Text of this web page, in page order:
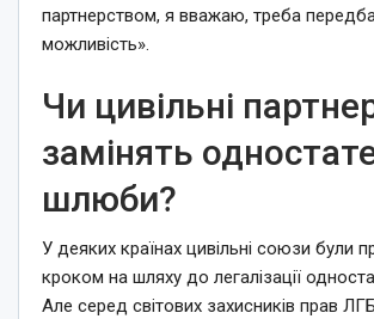
партнерством, я вважаю, треба
можливість».
Чи цивільні
замінять
шлюби?
У деяких країнах цивільні союзи були
кроком на шляху до легалізації
Але серед світових захисників прав